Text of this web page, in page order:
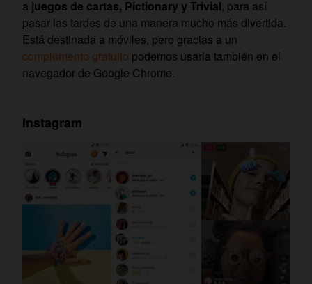
a juegos de cartas, Pictionary y Trivial, para así
pasar las tardes de una manera mucho más divertida.
Está destinada a móviles, pero gracias a un
complemento gratuito podemos usarla también en el
navegador de Google Chrome.
Instagram